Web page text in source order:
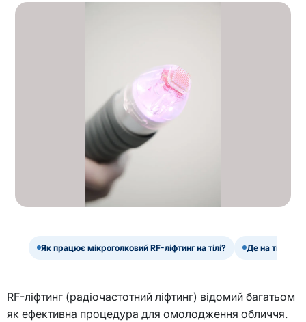
Як працює мікроголковий RF-ліфтинг на тілі? Де на тілі
RF-ліфтинг (радіочастотний ліфтинг) відомий багатьом
як ефективна процедура для омолодження обличчя.